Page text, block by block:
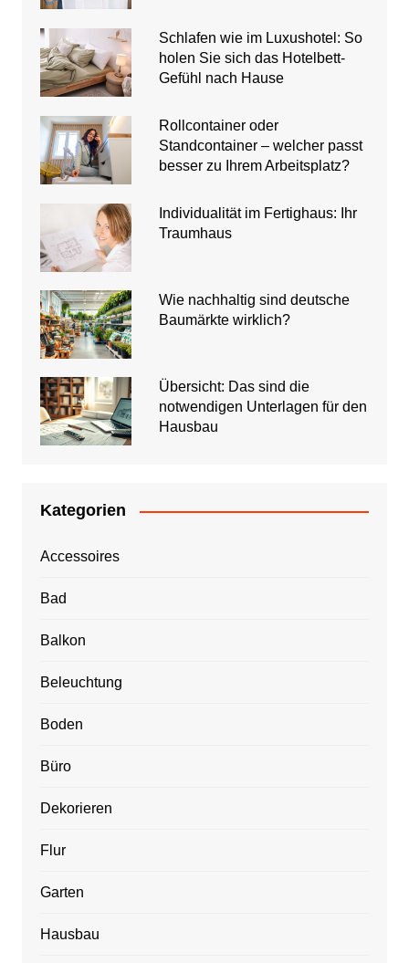
Schlafen wie im Luxushotel: So
holen Sie sich das Hotelbett-
Gefühl nach Hause
Rollcontainer oder
Standcontainer – welcher passt
besser zu Ihrem Arbeitsplatz?
Individualität im Fertighaus: Ihr
Traumhaus
Wie nachhaltig sind deutsche
Baumärkte wirklich?
Übersicht: Das sind die
notwendigen Unterlagen für den
Hausbau
Kategorien
Accessoires
Bad
Balkon
Beleuchtung
Boden
Büro
Dekorieren
Flur
Garten
Hausbau